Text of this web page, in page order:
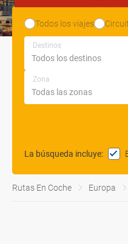
Todos los viajes
Destinos
Zona
La búsqueda incluye:
Rutas En Coche Europa